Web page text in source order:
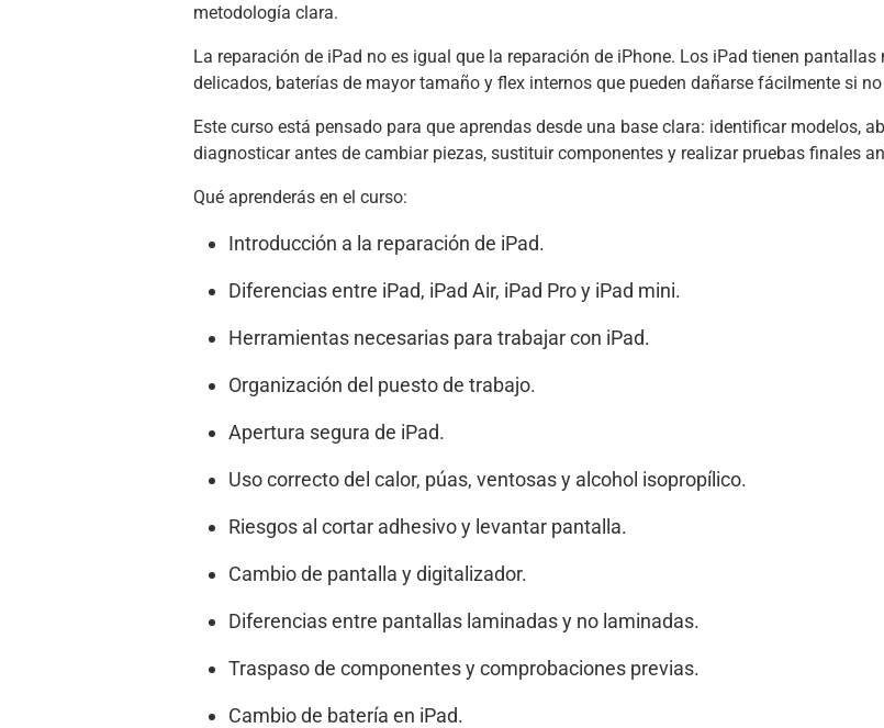
metodología clara.
La reparación de iPad no es igual que la reparación de iPhone. Los iPad tienen
delicados, baterías de mayor tamaño y flex internos que pueden dañarse fácilmente si
Este curso está pensado para que aprendas desde una base clara: identificar modelos,
diagnosticar antes de cambiar piezas, sustituir componentes y realizar pruebas finales
Qué aprenderás en el curso:
Introducción a la reparación de iPad.
Diferencias entre iPad, iPad Air, iPad Pro y iPad mini.
Herramientas necesarias para trabajar con iPad.
Organización del puesto de trabajo.
Apertura segura de iPad.
Uso correcto del calor, púas, ventosas y alcohol isopropílico.
Riesgos al cortar adhesivo y levantar pantalla.
Cambio de pantalla y digitalizador.
Diferencias entre pantallas laminadas y no laminadas.
Traspaso de componentes y comprobaciones previas.
Cambio de batería en iPad.